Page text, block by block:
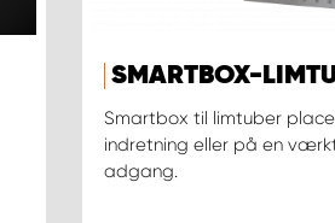
SMARTBOX-
Smartbox til limtuber
indretning eller på en
adgang.